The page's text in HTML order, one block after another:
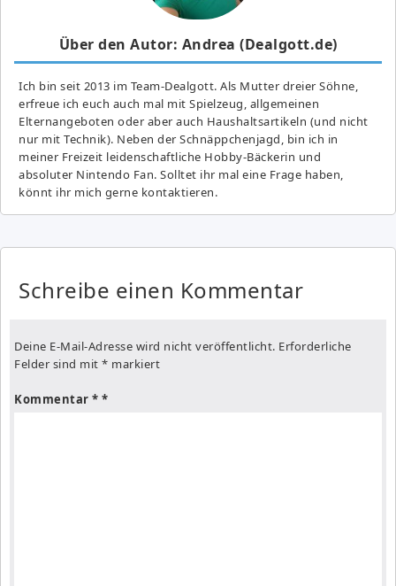
Über den Autor: Andrea (Dealgott.de)
Ich bin seit 2013 im Team-Dealgott. Als Mutter dreier Söhne,
erfreue ich euch auch mal mit Spielzeug, allgemeinen
Elternangeboten oder aber auch Haushaltsartikeln (und nicht
nur mit Technik). Neben der Schnäppchenjagd, bin ich in
meiner Freizeit leidenschaftliche Hobby-Bäckerin und
absoluter Nintendo Fan. Solltet ihr mal eine Frage haben,
könnt ihr mich gerne kontaktieren.
Schreibe einen Kommentar
Deine E-Mail-Adresse wird nicht veröffentlicht. Erforderliche
Felder sind mit * markiert
Kommentar *